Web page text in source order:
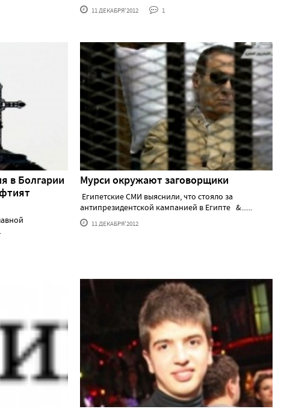
11 ДЕКАБРЯ'2012 1
в Болгарии
Мурси окружают заговорщики
Египетские СМИ выяснили, что стояло за
антипрезидентской кампанией в Египте &......
11 ДЕКАБРЯ'2012